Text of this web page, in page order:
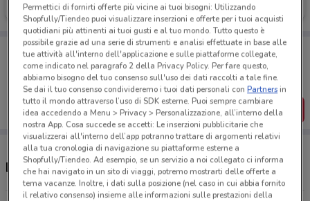
Scade il 31/08
Porta DoveConviene sempre con te!
Puoi trovare le migliori offerte dei negozi vicino a te,
salvarle e creare la tua lista del risparmio, comodamente
dal tuo cellulare.
SCARICA L’APP
Negozi 1mobile a Frascati
Permettici di fornirti offerte più vicine ai tuoi bisogni: Utilizzando
Shopfully/Tiendeo puoi visualizzare inserzioni e offerte per i tuoi acquisti
quotidiani più attinenti ai tuoi gusti e al tuo mondo. Tutto questo è
possibile grazie ad una serie di strumenti e analisi effettuate in base alle
tue attività all'interno dell'applicazione e sulle piattaforme collegate,
come indicato nel paragrafo 2 della Privacy Policy. Per fare questo,
abbiamo bisogno del tuo consenso sull'uso dei dati raccolti a tale fine.
Se dai il tuo consenso condivideremo i tuoi dati personali conPartnersin
tutto il mondo attraverso l’uso di SDK esterne. Puoi sempre cambiare
idea accedendo a Menu > Privacy > Personalizzazione, all’interno della
nostra App. Cosa succede se accetti: Le inserzioni pubblicitarie che
visualizzerai all'interno dell’app potranno trattare di argomenti relativi
alla tua cronologia di navigazione su piattaforme esterne a
Shopfully/Tiendeo. Ad esempio, se un servizio a noi collegato ci informa
che hai navigato in un sito di viaggi, potremo mostrarti delle offerte a
tema vacanze. Inoltre, i dati sulla posizione (nel caso in cui abbia fornito
il relativo consenso) insieme alle informazioni sulle prestazioni della